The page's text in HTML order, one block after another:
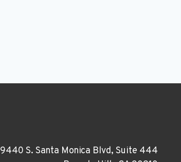
9440 S. Santa Monica Blvd, Suite 444